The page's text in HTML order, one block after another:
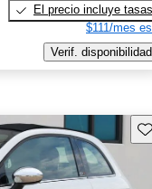
El precio incluye tasas
$111/mes
Verif. disponibilidad